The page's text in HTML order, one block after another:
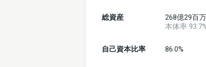
総資産
268億29百万
本体率
自己資本比率 86.0%